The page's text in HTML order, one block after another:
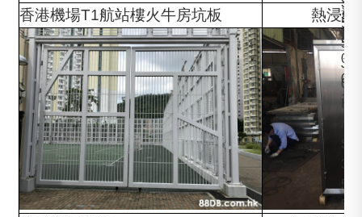
1
8
0
0
1
3
5
5
J
0
H
S
3
5
5
道
香港機場T1航站樓火牛房坑板 熱浸鋅鋼